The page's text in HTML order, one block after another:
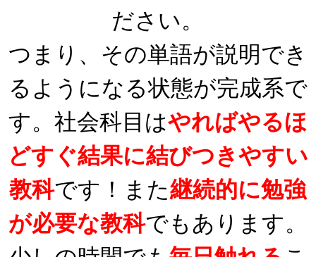
ださい。
つまり、その単語が説明でき
るようになる状態が完成系で
す。社会科目はやればやるほ
どすぐ結果に結びつきやすい
教科です！また継続的に勉強
が必要な教科でもあります。